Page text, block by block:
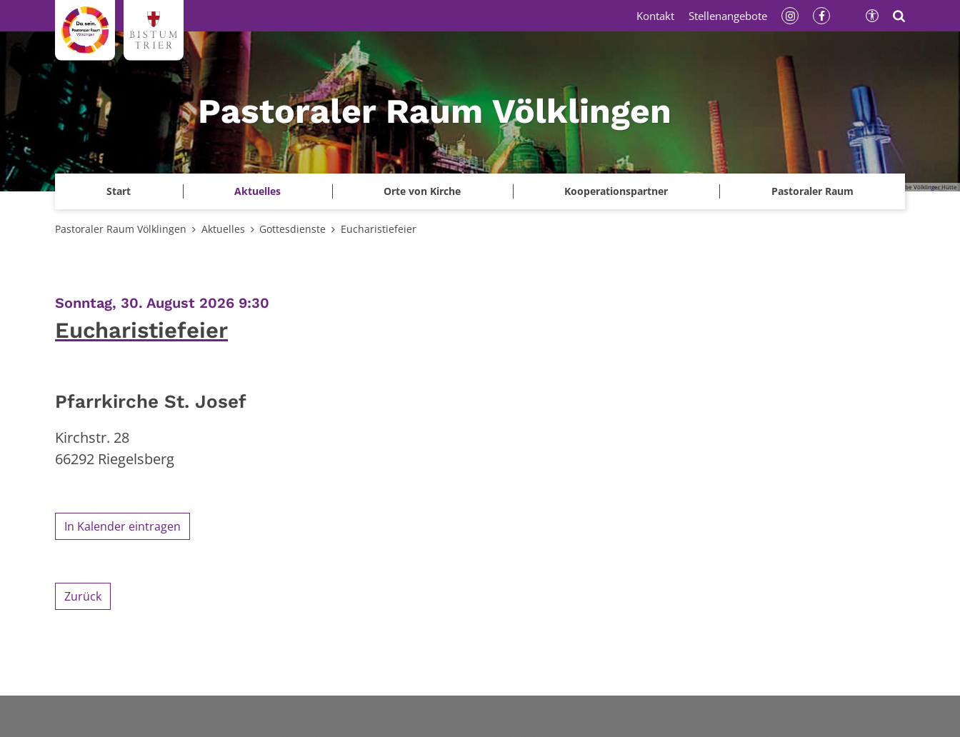
Zum Inhalt springen
© Gerhard Kassner - Weltkulturerbe Völklinger Hütte
Pastoraler Raum Völklingen
Start Aktuelles Orte von Kirche Kooperationspartner Pastoraler Raum
Kontakt Stellenangebote
Pastoraler Raum Völklingen Aktuelles Gottesdienste Eucharistiefeier
Sonntag, 30. August 2026 9:30
Eucharistiefeier
Pfarrkirche St. Josef
Kirchstr. 28
66292 Riegelsberg
In Kalender eintragen
Zurück